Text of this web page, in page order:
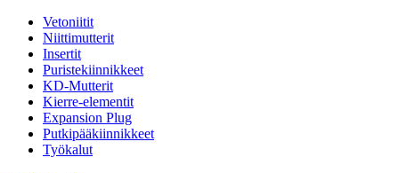
Vetoniitit
Niittimutterit
Insertit
Puristekiinnikkeet
KD-Mutterit
Kierre-elementit
Expansion Plug
Putkipääkiinnikkeet
Työkalut